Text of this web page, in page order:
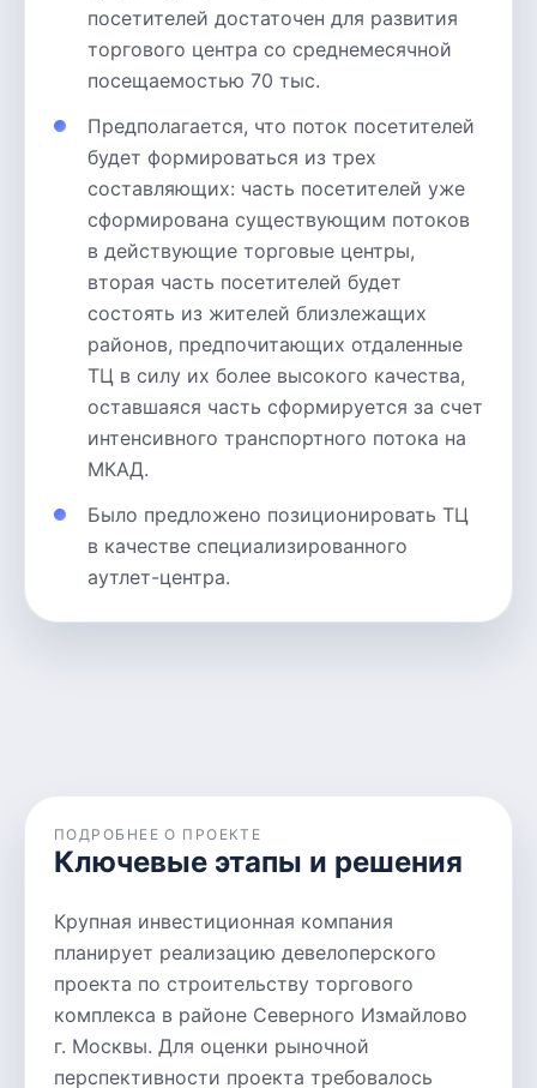
посетителей достаточен для развития
торгового центра со среднемесячной
посещаемостью 70 тыс.
Предполагается, что поток посетителей
будет формироваться из трех
составляющих: часть посетителей уже
сформирована существующим потоков
в действующие торговые центры,
вторая часть посетителей будет
состоять из жителей близлежащих
районов, предпочитающих отдаленные
ТЦ в силу их более высокого качества,
оставшаяся часть сформируется за счет
интенсивного транспортного потока на
МКАД.
Было предложено позиционировать ТЦ
в качестве специализированного
аутлет-центра.
ПОДРОБНЕЕ О ПРОЕКТЕ
Ключевые этапы и решения
Крупная инвестиционная компания
планирует реализацию девелоперского
проекта по строительству торгового
комплекса в районе Северного Измайлово
г. Москвы. Для оценки рыночной
перспективности проекта требовалось